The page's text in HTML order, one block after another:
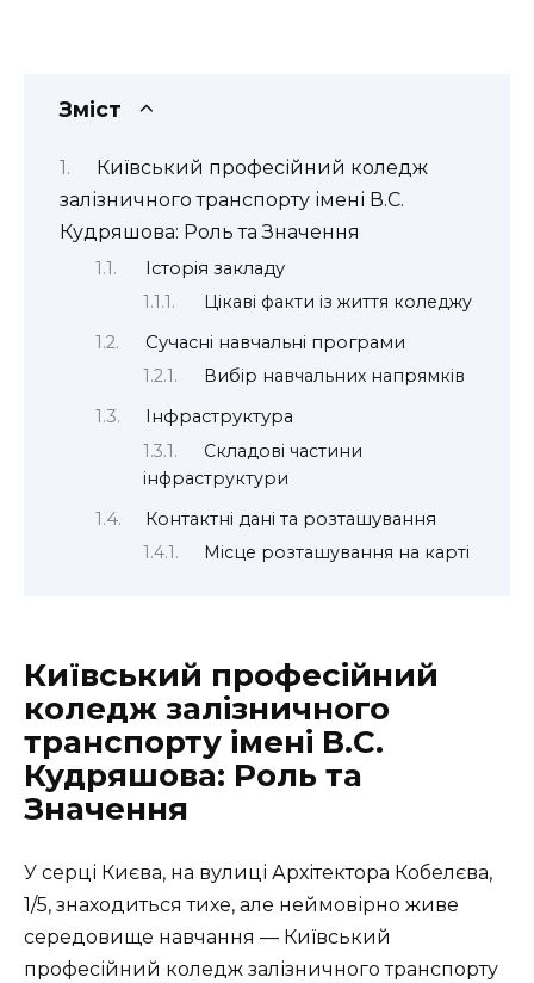
Зміст
Київський професійний коледж
залізничного транспорту імені В.С.
Кудряшова: Роль та Значення
Історія закладу
Цікаві факти із життя коледжу
Сучасні навчальні програми
Вибір навчальних напрямків
Інфраструктура
Складові частини
інфраструктури
Контактні дані та розташування
Місце розташування на карті
Київський професійний
коледж залізничного
транспорту імені В.С.
Кудряшова: Роль та
Значення
У серці Києва, на вулиці Архітектора Кобелєва,
1/5, знаходиться тихе, але неймовірно живе
середовище навчання — Київський
професійний коледж залізничного транспорту